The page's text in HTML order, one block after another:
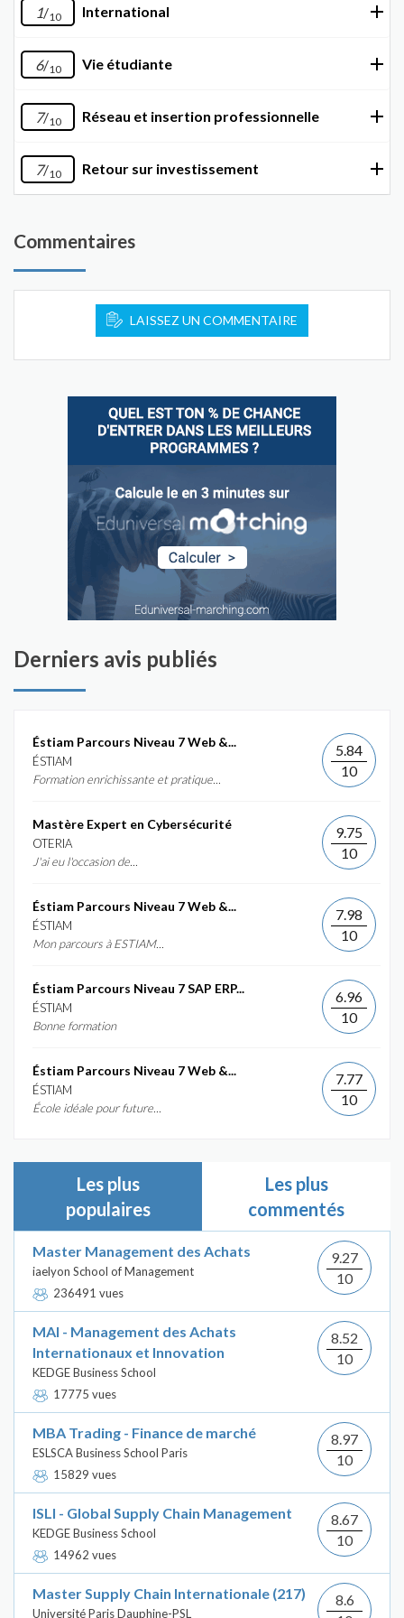
1/10 International
6/10 Vie étudiante
7/10 Réseau et insertion professionnelle
7/10 Retour sur investissement
Commentaires
LAISSEZ UN COMMENTAIRE
Derniers avis publiés
Éstiam Parcours Niveau 7 Web &...
ÉSTIAM
Formation enrichissante et pratique...
5.84
10
Mastère Expert en Cybersécurité
OTERIA
J'ai eu l'occasion de...
9.75
10
Éstiam Parcours Niveau 7 Web &...
ÉSTIAM
Mon parcours à ESTIAM...
7.98
10
Éstiam Parcours Niveau 7 SAP ERP...
ÉSTIAM
Bonne formation
6.96
10
Éstiam Parcours Niveau 7 Web &...
ÉSTIAM
École idéale pour future...
7.77
10
Les plus
populaires
Les plus
commentés
Master Management des Achats
iaelyon School of Management
236491 vues
9.27
10
MAI - Management des Achats
Internationaux et Innovation
KEDGE Business School
17775 vues
8.52
10
MBA Trading - Finance de marché
ESLSCA Business School Paris
15829 vues
8.97
10
ISLI - Global Supply Chain Management
KEDGE Business School
14962 vues
8.67
10
Master Supply Chain Internationale (217)
Université Paris Dauphine-PSL
8.6